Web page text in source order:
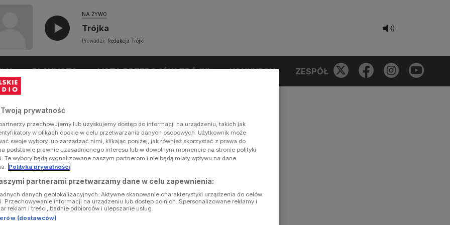
NA ŻYWO
Trójka
Prowadzi: Redakcja Trójki
PLAYLISTA LISTA PRZEBOJÓW TRÓJKI KONKURSY ZESPÓŁ
Twoją prywatność
przechowujemy lub uzyskujemy dostęp do informacji na urządzeniu, takich jak
w plikach cookie w celu przetwarzania danych osobowych. Użytkownik może
swoje wybory lub zarządzać nimi, klikając poniżej, jak również skorzystać z prawa do
podstawie prawnie uzasadnionego interesu lub w dowolnym momencie na stronie polityki
Te wybory będą sygnalizowane naszym partnerom i nie będą miały wpływu na dane
Polityka prywatności
partnerami przetwarzamy dane w celu zapewnienia:
danych geolokalizacyjnych. Aktywne skanowanie charakterystyki urządzenia do celów
Przechowywanie informacji na urządzeniu lub dostęp do nich. Spersonalizowane reklamy i
reklam i treści, badnie odbiorców i ulepszanie usług.
(dostawców)